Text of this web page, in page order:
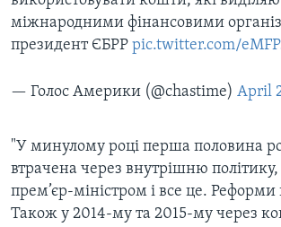
міжнародними фінансовими
президент ЄБРР pic.twitter.com/
— Голоc Амepики (@chastime) April
"У минулому році перша половина
втрачена через внутрішню
прем’єр-міністром і все це.
Також у 2014-му та 2015-му через